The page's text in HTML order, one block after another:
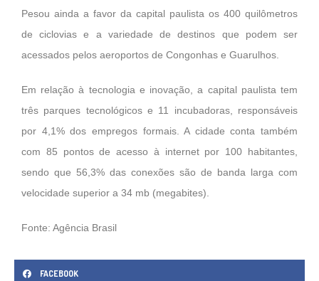
Pesou ainda a favor da capital paulista os 400 quilômetros
de ciclovias e a variedade de destinos que podem ser
acessados pelos aeroportos de Congonhas e Guarulhos.
Em relação à tecnologia e inovação, a capital paulista tem
três parques tecnológicos e 11 incubadoras, responsáveis
por 4,1% dos empregos formais. A cidade conta também
com 85 pontos de acesso à internet por 100 habitantes,
sendo que 56,3% das conexões são de banda larga com
velocidade superior a 34 mb (megabites).
Fonte: Agência Brasil
FACEBOOK